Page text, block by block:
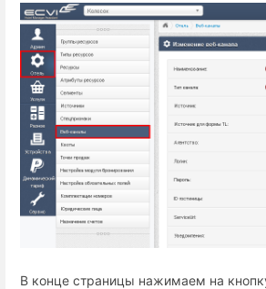
В конце страницы нажимаем на